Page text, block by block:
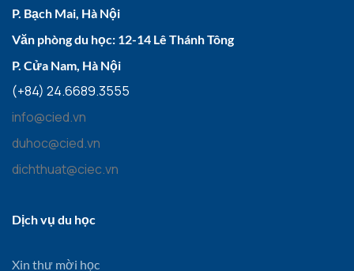
P. Bạch Mai, Hà Nội
Văn phòng du học: 12-14 Lê Thánh Tông
P. Cửa Nam, Hà Nội
(+84) 24.6689.3555
info@cied.vn
duhoc@cied.vn
dichthuat@ciec.vn
Dịch vụ du học
Xin thư mời học